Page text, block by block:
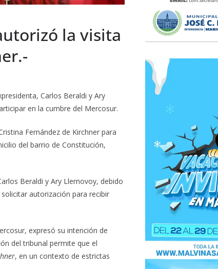
la visita
Carlos Beraldi y Ary
en la cumbre del Mercosur.
Fernández de Kirchner para
del barrio de Constitución,
Beraldi y Ary Llernovoy, debido
autorización para recibir
expresó su intención de
del tribunal permite que el
, en un contexto de estrictas